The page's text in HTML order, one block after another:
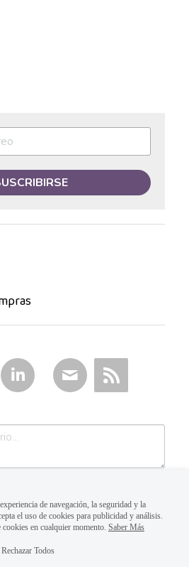
de almacén
operativo
de navegación, la seguridad y la
el uso de cookies para publicidad y análisis.
en cualquier momento. Saber Más
Rechazar Todos